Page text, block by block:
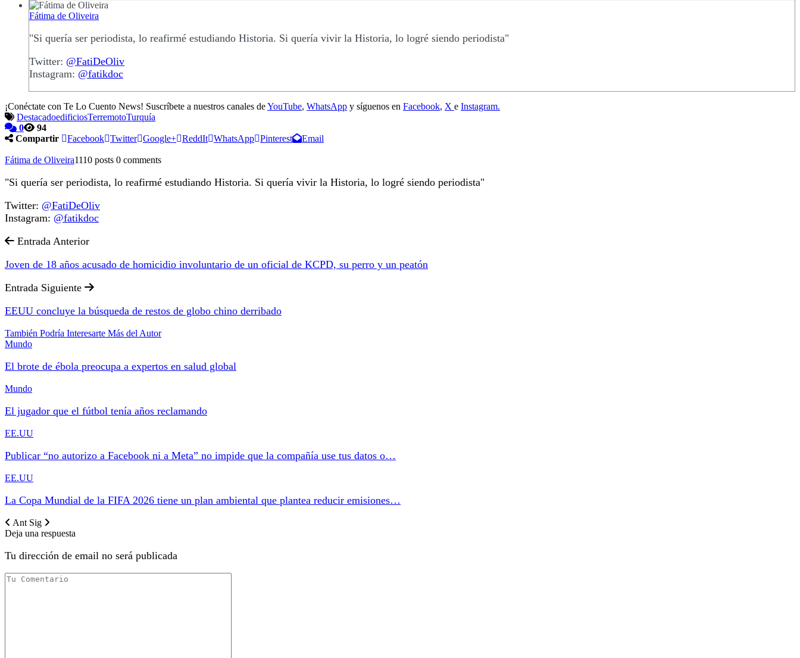
Fátima de Oliveira
"Si quería ser periodista, lo reafirmé estudiando Historia. Si quería vivir la Historia, lo logré siendo periodista"
Twitter: @FatiDeOliv
Instagram: @fatikdoc
¡Conéctate con Te Lo Cuento News! Suscríbete a nuestros canales deYouTube, WhatsApp y síguenos en Facebook, X e Instagram.
DestacadoedificiosTerremotoTurquía
0
94
Compartir
Facebook Twitter Google+ ReddIt WhatsApp Pinterest Email
Fátima de Oliveira1110 posts 0 comments
"Si quería ser periodista, lo reafirmé estudiando Historia. Si quería vivir la Historia, lo logré siendo periodista"
Twitter: @FatiDeOliv
Instagram: @fatikdoc
Entrada Anterior
Joven de 18 años acusado de homicidio involuntario de un oficial de KCPD, su perro y un peatón
Entrada Siguiente
EEUU concluye la búsqueda de restos de globo chino derribado
También Podría Interesarte Más del Autor
Mundo
El brote de ébola preocupa a expertos en salud global
Mundo
El jugador que el fútbol tenía años reclamando
EE.UU
Publicar “no autorizo a Facebook ni a Meta” no impide que la compañía use tus datos o…
EE.UU
La Copa Mundial de la FIFA 2026 tiene un plan ambiental que plantea reducir emisiones…
Ant Sig
Deja una respuesta
Tu dirección de email no será publicada